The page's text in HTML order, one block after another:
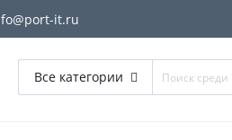
it.ru
Все категории